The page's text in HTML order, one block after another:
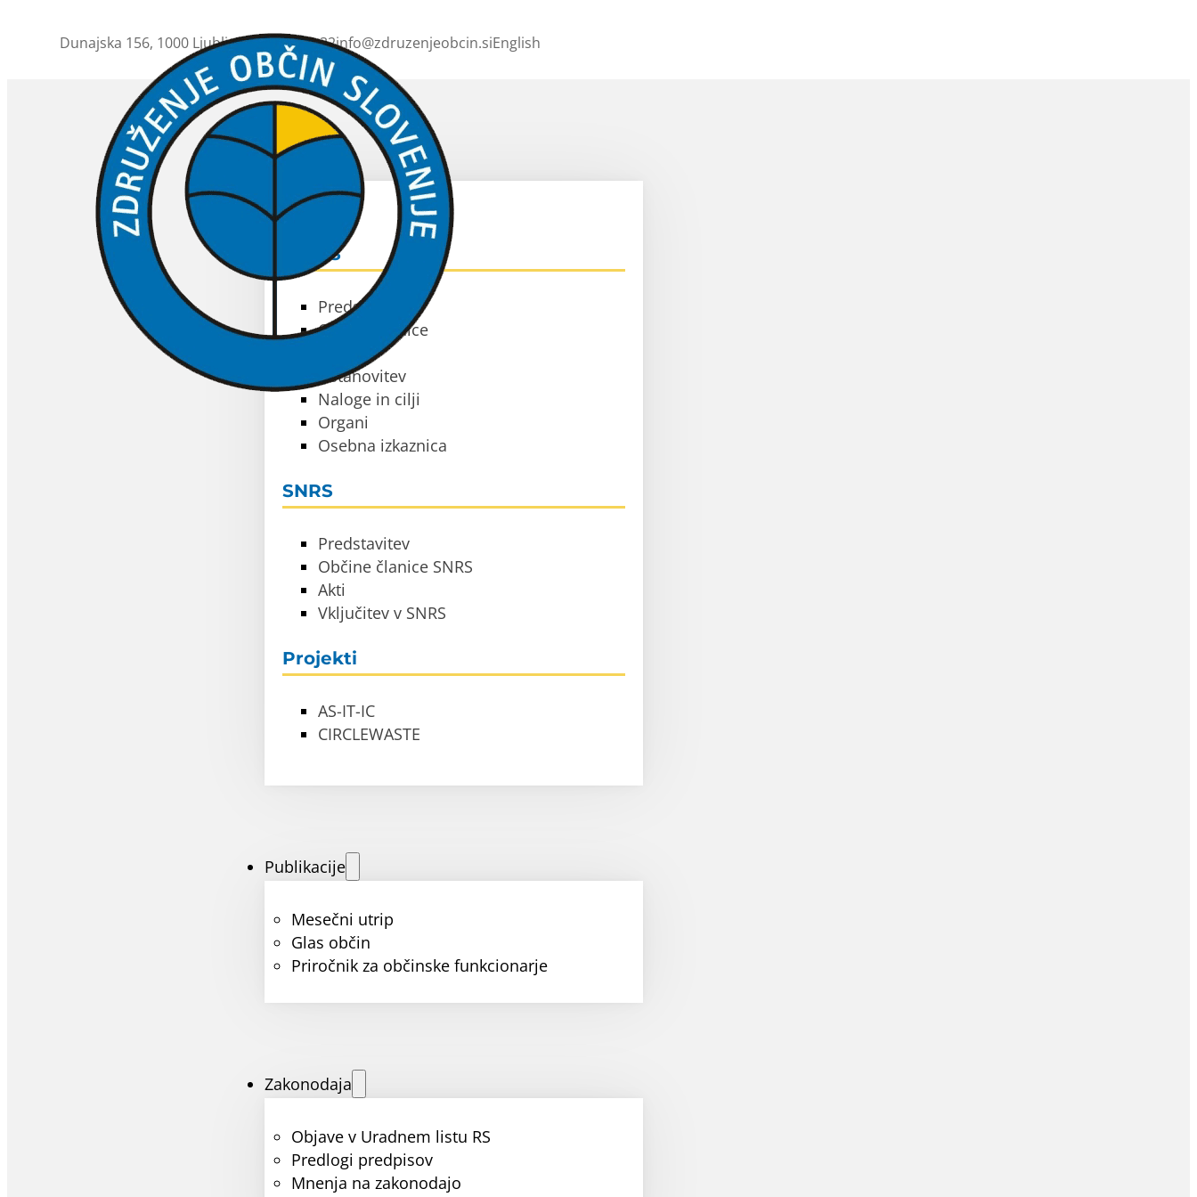
Dunajska 156, 1000 Ljubljana01 230 63 32info@zdruzenjeobcin.siEnglish
ZOS
O ZOS
Predstavitev
Občine članice
Ustanovitev
Naloge in cilji
Organi
Osebna izkaznica
SNRS
Predstavitev
Občine članice SNRS
Akti
Vključitev v SNRS
Projekti
AS-IT-IC
CIRCLEWASTE
Publikacije
Mesečni utrip
Glas občin
Priročnik za občinske funkcionarje
Zakonodaja
Objave v Uradnem listu RS
Predlogi predpisov
Mnenja na zakonodajo